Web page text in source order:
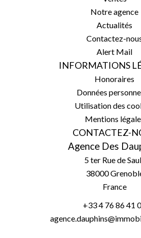
Notre agence
Actualités
Contactez-
Alert Mail
INFORMATIONS
Honoraires
Données
Utilisation des
Mentions
CONTACTEZ-
Agence Des
5 ter Rue de
38000
France
+33 4 76 86 41